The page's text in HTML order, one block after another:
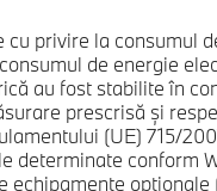
cu privire la consumul
de energie
au fost stabilite în
prescrisă şi
(UE) 715/
determinate conform
echipamente opţionale